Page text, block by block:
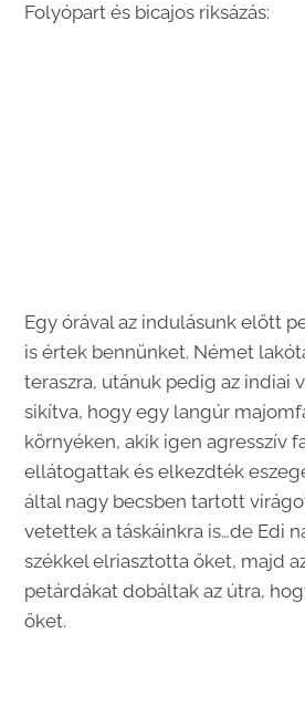
Folyópart és bicajos riksázás:
Egy órával az indulásunk előtt
is értek bennünket. Német
teraszra, utánuk pedig az indiai
sikítva, hogy egy langúr
környéken, akik igen agresszív
ellátogattak és elkezdték
által nagy becsben tartott
vetettek a táskáinkra is…de Edi
székkel elriasztotta őket, majd
petárdákat dobáltak az útra,
őket.